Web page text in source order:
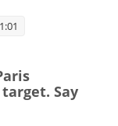
Say